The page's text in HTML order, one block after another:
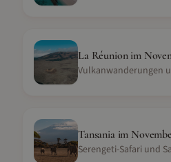
La Réunionim
Tansania im
Serengeti-Safari und